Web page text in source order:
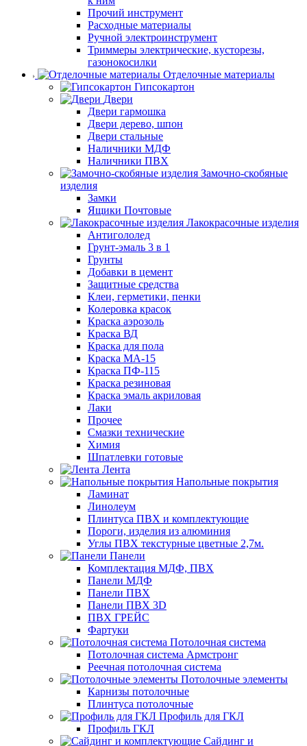
Прочий инструмент
Расходные материалы
Ручной электроинструмент
Триммеры электрические, кусторезы,
газонокосилки
Отделочные материалы
Гипсокартон
Двери
Двери гармошка
Двери дерево, шпон
Двери стальные
Наличники МДФ
Наличники ПВХ
Замочно-скобяные
изделия
Замки
Ящики Почтовые
Лакокрасочные изделия
Антигололед
Грунт-эмаль 3 в 1
Грунты
Добавки в цемент
Защитные средства
Клеи, герметики, пенки
Колеровка красок
Краска аэрозоль
Краска ВД
Краска для пола
Краска МА-15
Краска ПФ-115
Краска резиновая
Краска эмаль акриловая
Лаки
Прочее
Смазки технические
Химия
Шпатлевки готовые
Лента
Напольные покрытия
Ламинат
Линолеум
Плинтуса ПВХ и комплектующие
Пороги, изделия из алюминия
Углы ПВХ текстурные цветные 2,7м.
Панели
Комплектация МДФ, ПВХ
Панели МДФ
Панели ПВХ
Панели ПВХ 3D
ПВХ ГРЕЙС
Фартуки
Потолочная система
Потолочная система Армстронг
Реечная потолочная система
Потолочные элементы
Карнизы потолочные
Плинтуса потолочные
Профиль для ГКЛ
Профиль ГКЛ
Сайдинг и